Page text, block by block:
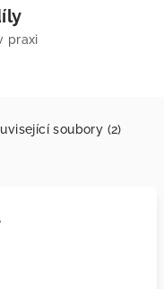
praxi
soubory (2)